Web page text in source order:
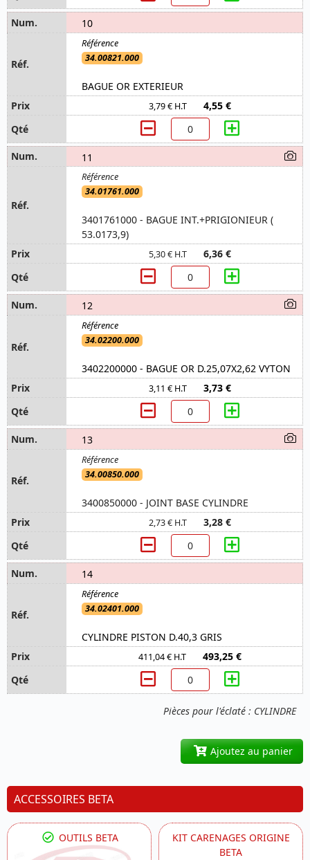
Pièces pour l'éclaté : CYLINDRE
10
34.00821.000
BAGUE OR EXTERIEUR
3,79 € H.T 4,55 €
11
34.01761.000
3401761000 - BAGUE INT.+PRIGIONIEUR (
53.0173,9)
5,30 € H.T 6,36 €
12
34.02200.000
3402200000 - BAGUE OR D.25,07X2,62 VYTON
3,11 € H.T 3,73 €
13
34.00850.000
3400850000 - JOINT BASE CYLINDRE
2,73 € H.T 3,28 €
14
34.02401.000
CYLINDRE PISTON D.40,3 GRIS
411,04 € H.T 493,25 €
Ajoutez au panier
ACCESSOIRES BETA
OUTILS BETA
KIT CARENAGES ORIGINE
BETA